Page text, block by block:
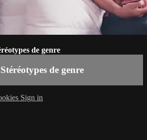
de genre
de genre
Sign in